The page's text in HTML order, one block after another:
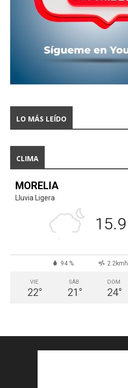
LO MÁS LEÍDO
CLIMA
MORELIA
Lluvia Ligera
15.9
94 % 2.2kmh
VIE
22°
SÁB
21 °
DOM
24°